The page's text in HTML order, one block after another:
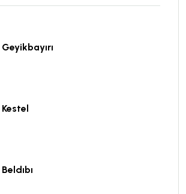
Geyikbayırı
Kestel
Beldıbı